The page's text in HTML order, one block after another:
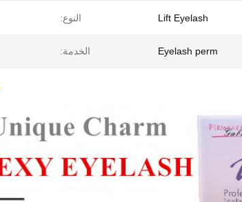
Lift Eyelash النوع:
Eyelash perm الخدمة: